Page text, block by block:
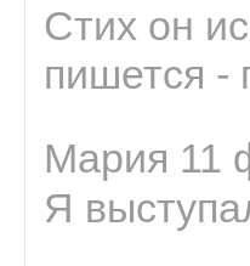
Стих он
пишется -
Мария 11
Я